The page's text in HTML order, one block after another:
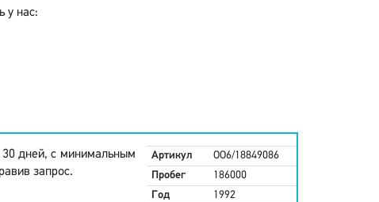
у нас:
30 дней, с минимальным
запрос.
Артикул
OO6/18849086
Пробег
186000
Год
1992